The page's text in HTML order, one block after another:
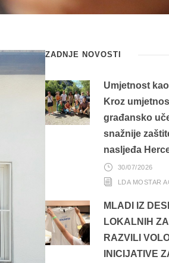
ZADNJE NOVOSTI
Umjetnost
Kroz
građansko
snažnije
nasljeđa
30/07/2026
LDA MOSTAR
MLADI IZ
LOKALNIH
RAZVILI
INICIJATIVE